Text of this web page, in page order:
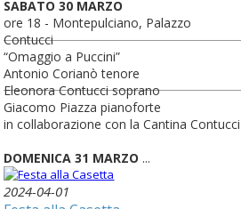
SABATO 30 MARZO
ore 18 - Montepulciano, Palazzo
Contucci
“Omaggio a Puccini”
Antonio Corianò tenore
Eleonora Contucci soprano
Giacomo Piazza pianoforte
in collaborazione con la Cantina Contucci
DOMENICA 31 MARZO ...
2024-04-01